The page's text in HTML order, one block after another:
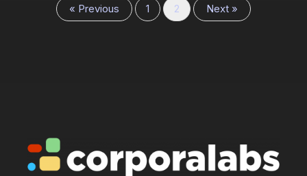
« Previous 1 2 Next »